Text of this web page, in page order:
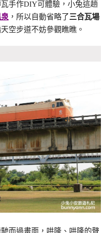
瓦手作DIY可體驗，小兔這趟
，所以自動省略了三合瓦場
空步道不妨參觀瞧瞧。
而過畫面，哄隆、哄隆的聲